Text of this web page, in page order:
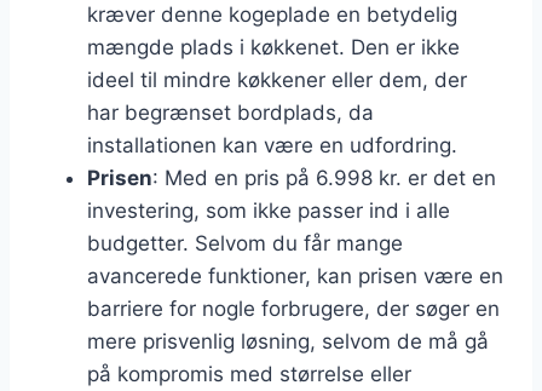
kræver denne kogeplade en betydelig
mængde plads i køkkenet. Den er ikke
ideel til mindre køkkener eller dem, der
har begrænset bordplads, da
installationen kan være en udfordring.
Prisen: Med en pris på 6.998 kr. er det en
investering, som ikke passer ind i alle
budgetter. Selvom du får mange
avancerede funktioner, kan prisen være en
barriere for nogle forbrugere, der søger en
mere prisvenlig løsning, selvom de må gå
på kompromis med størrelse eller